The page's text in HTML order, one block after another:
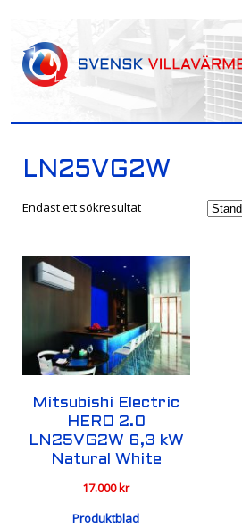
LN25VG2W
Endast ett sökresultat
Mitsubishi Electric
HERO 2.0
LN25VG2W 6,3 kW
Natural White
17.000kr
Produktblad